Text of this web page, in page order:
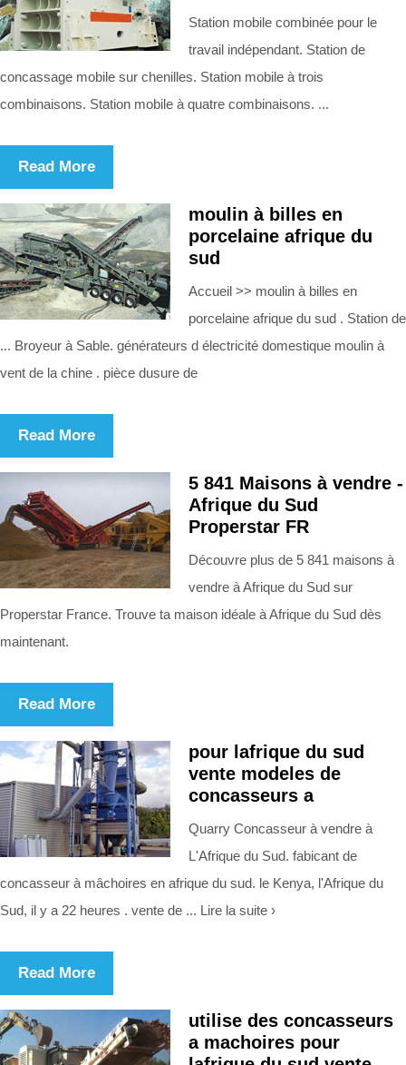
Station mobile combinée pour le
travail indépendant. Station de
concassage mobile sur chenilles. Station mobile à trois
combinaisons. Station mobile à quatre combinaisons. ...
Read More
moulin à billes en
porcelaine afrique du
sud
Accueil >> moulin à billes en
porcelaine afrique du sud . Station de
... Broyeur à Sable. générateurs d électricité domestique moulin à
vent de la chine . pièce dusure de
Read More
5 841 Maisons à vendre -
Afrique du Sud
Properstar FR
Découvre plus de 5 841 maisons à
vendre à Afrique du Sud sur
Properstar France. Trouve ta maison idéale à Afrique du Sud dès
maintenant.
Read More
pour lafrique du sud
vente modeles de
concasseurs a
Quarry Concasseur à vendre à
L'Afrique du Sud. fabicant de
concasseur à mâchoires en afrique du sud. le Kenya, l'Afrique du
Sud, il y a 22 heures . vente de ... Lire la suite ›
Read More
utilise des concasseurs
a machoires pour